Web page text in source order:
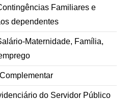
Familiares e
dependentes
Maternidade, Família,
do Servidor Público